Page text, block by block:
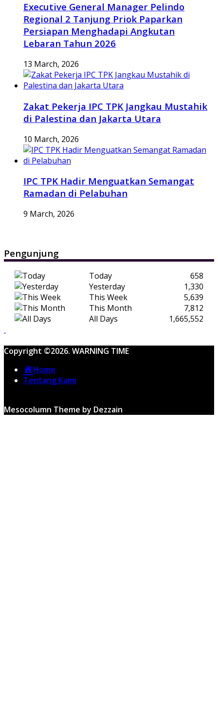
Executive General Manager Pelindo
Regional 2 Tanjung Priok Paparkan
Persiapan Menghadapi Angkutan
Lebaran Tahun 2026
13 March, 2026
Zakat Pekerja IPC TPK Jangkau Mustahik
di Palestina dan Jakarta Utara
10 March, 2026
IPC TPK Hadir Menguatkan Semangat
Ramadan di Pelabuhan
9 March, 2026
Pengunjung
Today
658
Yesterday
1,330
This Week
5,639
This Month
7,812
All Days
1,665,552
Copyright ©2026. WARNING TIME
Home
Tentang Kami
Mesocolumn Theme by Dezzain